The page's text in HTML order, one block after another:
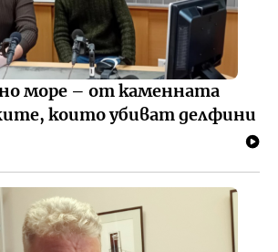
море – от каменната
които убиват делфини